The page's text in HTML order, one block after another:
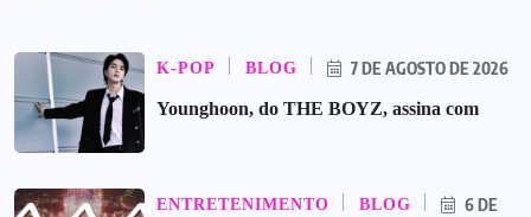
K-POP BLOG
7 DE AGOSTO DE 2026
Younghoon, do THE BOYZ, assina com
ENTRETENIMENTO BLOG
6 DE